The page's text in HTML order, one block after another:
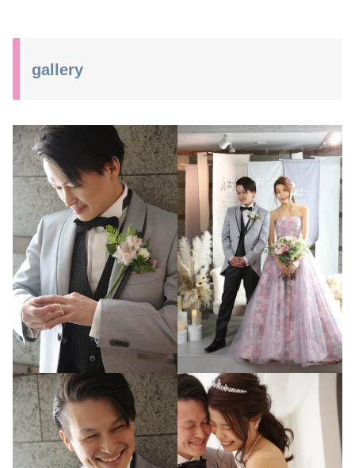
gallery